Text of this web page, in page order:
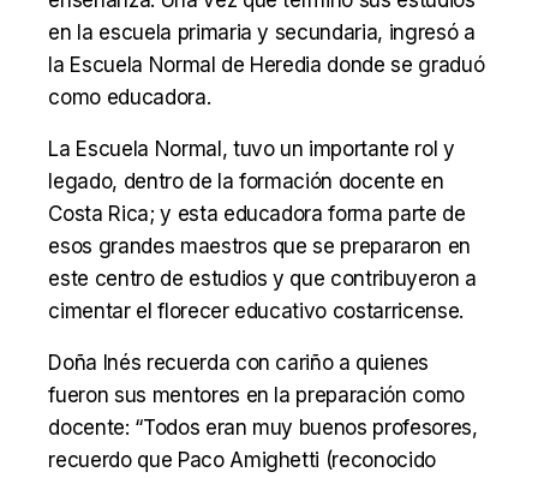
en la escuela primaria y secundaria, ingresó a
la Escuela Normal de Heredia donde se graduó
como educadora.
La Escuela Normal, tuvo un importante rol y
legado, dentro de la formación docente en
Costa Rica; y esta educadora forma parte de
esos grandes maestros que se prepararon en
este centro de estudios y que contribuyeron a
cimentar el florecer educativo costarricense.
Doña Inés recuerda con cariño a quienes
fueron sus mentores en la preparación como
docente: “Todos eran muy buenos profesores,
recuerdo que Paco Amighetti (reconocido